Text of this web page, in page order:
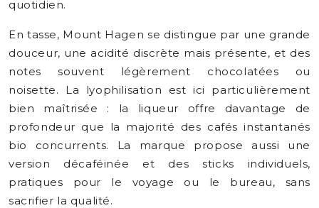
quotidien.
En tasse, Mount Hagen se distingue par une grande
douceur, une acidité discrète mais présente, et des
notes souvent légèrement chocolatées ou
noisette. La lyophilisation est ici particulièrement
bien maîtrisée : la liqueur offre davantage de
profondeur que la majorité des cafés instantanés
bio concurrents. La marque propose aussi une
version décaféinée et des sticks individuels,
pratiques pour le voyage ou le bureau, sans
sacrifier la qualité.